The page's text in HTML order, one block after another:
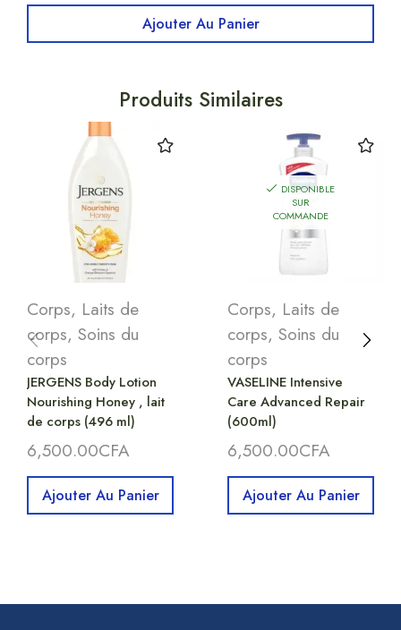
Ajouter Au Panier
Produits Similaires
Corps, Laits de
corps, Soins du
corps
JERGENS Body Lotion
Nourishing Honey , lait
de corps (496 ml)
6,500.00CFA
Ajouter Au Panier
DISPONIBLE
SUR
COMMANDE
Corps, Laits de
corps, Soins du
corps
VASELINE Intensive
Care Advanced Repair
(600ml)
6,500.00CFA
Ajouter Au Panier